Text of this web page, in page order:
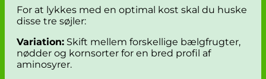
For at lykkes med en optimal kost skal du huske
disse tre søjler:
Variation: Skift mellem forskellige bælgfrugter,
nødder og kornsorter for en bred profil af
aminosyrer.